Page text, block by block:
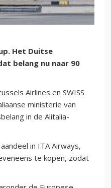
Het Duitse
belang nu naar 90
Airlines en SWISS
ministerie van
in de Alitalia-
in ITA Airways,
te kopen, zodat